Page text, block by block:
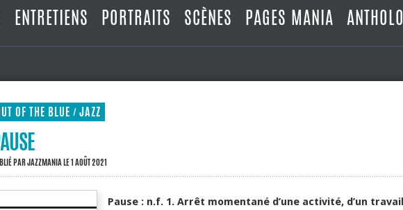
ENTRETIENS PORTRAITS SCÈNES PAGES MANIA
OF THE BLUE / JAZZ
PARJAZZMANIALE 1 AOÛT 2021
Pause : n.f. 1. Arrêt momentané d’une activité, d’un